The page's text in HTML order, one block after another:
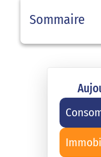
Sommaire